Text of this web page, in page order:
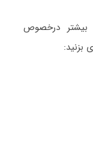
بیشتر درخصوص
بزنید: